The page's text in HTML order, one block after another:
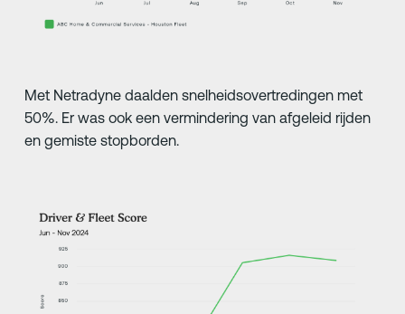
Met Netradyne daalden snelheidsovertredingen met
50%. Er was ook een vermindering van afgeleid rijden
en gemiste stopborden.